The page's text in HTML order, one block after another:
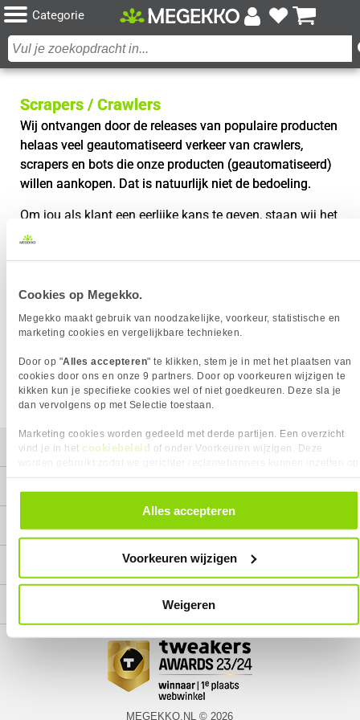
Cookies op Megekko.
Megekko maakt gebruik van noodzakelijke, voorkeur, statistische en
marketing cookies en vergelijkbare technieken.
Door op "Alles accepteren" te klikken, stem je in met het plaatsen van
cookies door ons en onze 9 partners. Door op voorkeuren wijzigen te
kikken kun je specifieke cookies wel of niet goedkeuren. Deze sla je
dan vervolgens op met Selectie toestaan.
Marketing cookies worden gedeeld met derde partijen. Een overzicht
vind je in het cookiebeleid of onder Voorkeuren wijzigen. Deze
alle cookies. Je kunt je gegeven toestemming altijd intrekken, dit doe je
door in de footer van onze website te klikken op ‘Cookievoorkeuren’
Alles accepteren
Voorkeuren wijzigen
Weigeren
Categorie
Scrapers / Crawlers
Wij ontvangen door de releases van populaire producten
helaas veel geautomatiseerd verkeer van crawlers,
scrapers en bots die onze producten (geautomatiseerd)
willen aankopen. Dat is natuurlijk niet de bedoeling.
Om jou als klant een eerlijke kans te geven, staan wij het
crawlen op hoge snelheid daarom zeker niet toe.
Indien je onze pagina’s wilt monitoren, zorg dan dat je
doet om automatische blokkade te voorkomen. Je kan je
natuurlijk ook aanmelden op onze mailing voor meer
informatie omtrent nieuwe voorraad en producten!
Mijn gegevens
Contact
MEGEKKO.NL © 2026